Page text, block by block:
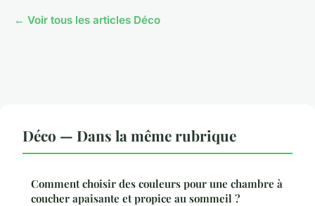
← Voir tous les articles Déco
Déco — Dans la même rubrique
Comment choisir des couleurs pour une chambre à
coucher apaisante et propice au sommeil ?